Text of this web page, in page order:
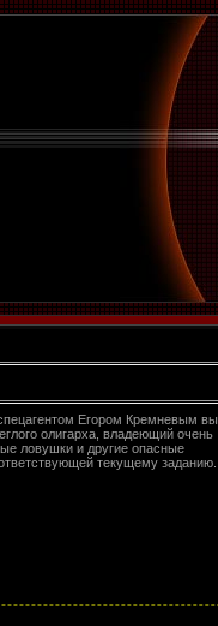
Егором Кремневым вы
олигарха, владеющий очень
ловушки и другие опасные
текущему заданию.